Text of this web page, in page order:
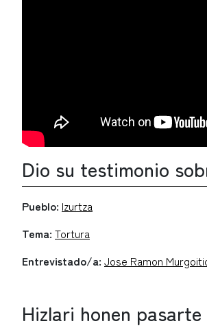
Dio su testimonio
Pueblo: Izurtza
Tema: Tortura
Entrevistado/a: Jose Ramon
Hizlari honen pasarte